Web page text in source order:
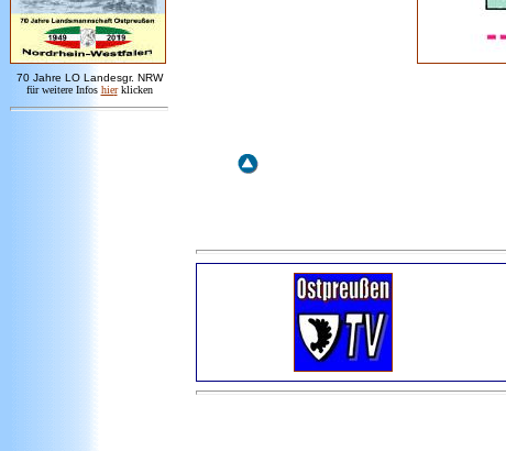
70 Jahre LO Landesgr. NRW
für weitere Infos hier klicken